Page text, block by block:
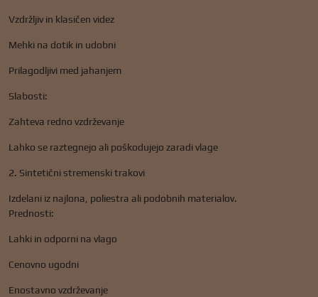
Vzdržljiv in klasičen videz
Mehki na dotik in udobni
Prilagodljivi med jahanjem
Slabosti:
Zahteva redno vzdrževanje
Lahko se raztegnejo ali poškodujejo zaradi vlage
2. Sintetični stremenski trakovi
Izdelani iz najlona, ​​poliestra ali podobnih materialov.
Prednosti:
Lahki in odporni na vlago
Cenovno ugodni
Enostavno vzdrževanje